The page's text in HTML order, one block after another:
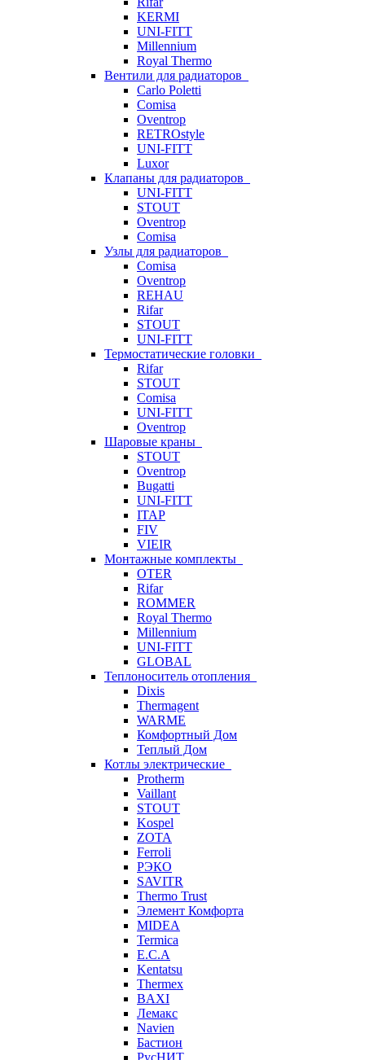
KERMI
UNI-FITT
Millennium
Royal Thermo
Вентили для радиаторов
Carlo Poletti
Comisa
Oventrop
RETROstyle
UNI-FITT
Luxor
Клапаны для радиаторов
UNI-FITT
STOUT
Oventrop
Comisa
Узлы для радиаторов
Comisa
Oventrop
REHAU
Rifar
STOUT
UNI-FITT
Термостатические головки
Rifar
STOUT
Comisa
UNI-FITT
Oventrop
Шаровые краны
STOUT
Oventrop
Bugatti
UNI-FITT
ITAP
FIV
VIEIR
Монтажные комплекты
OTER
Rifar
ROMMER
Royal Thermo
Millennium
UNI-FITT
GLOBAL
Теплоноситель отопления
Dixis
Thermagent
WARME
Комфортный Дом
Теплый Дом
Котлы электрические
Protherm
Vaillant
STOUT
Kospel
ZOTA
Ferroli
РЭКО
SAVITR
Thermo Trust
Элемент Комфорта
MIDEA
Termica
E.C.A
Kentatsu
Thermex
BAXI
Лемакс
Navien
Бастион
РусНИТ